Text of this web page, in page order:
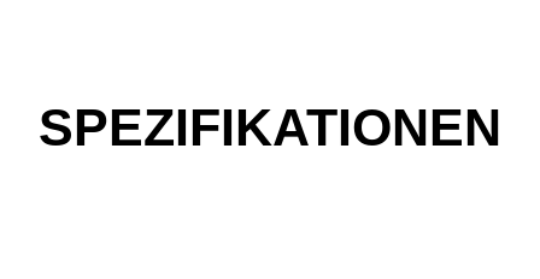
SPEZIFIKATIONEN